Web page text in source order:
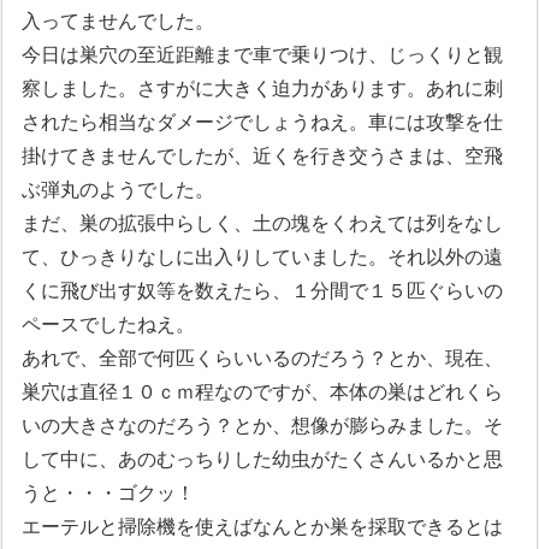
入ってませんでした。
今日は巣穴の至近距離まで車で乗りつけ、じっくりと観
察しました。さすがに大きく迫力があります。あれに刺
されたら相当なダメージでしょうねえ。車には攻撃を仕
掛けてきませんでしたが、近くを行き交うさまは、空飛
ぶ弾丸のようでした。
まだ、巣の拡張中らしく、土の塊をくわえては列をなし
て、ひっきりなしに出入りしていました。それ以外の遠
くに飛び出す奴等を数えたら、１分間で１５匹ぐらいの
ペースでしたねえ。
あれで、全部で何匹くらいいるのだろう？とか、現在、
巣穴は直径１０ｃｍ程なのですが、本体の巣はどれくら
いの大きさなのだろう？とか、想像が膨らみました。そ
して中に、あのむっちりした幼虫がたくさんいるかと思
うと・・・ゴクッ！
エーテルと掃除機を使えばなんとか巣を採取できるとは